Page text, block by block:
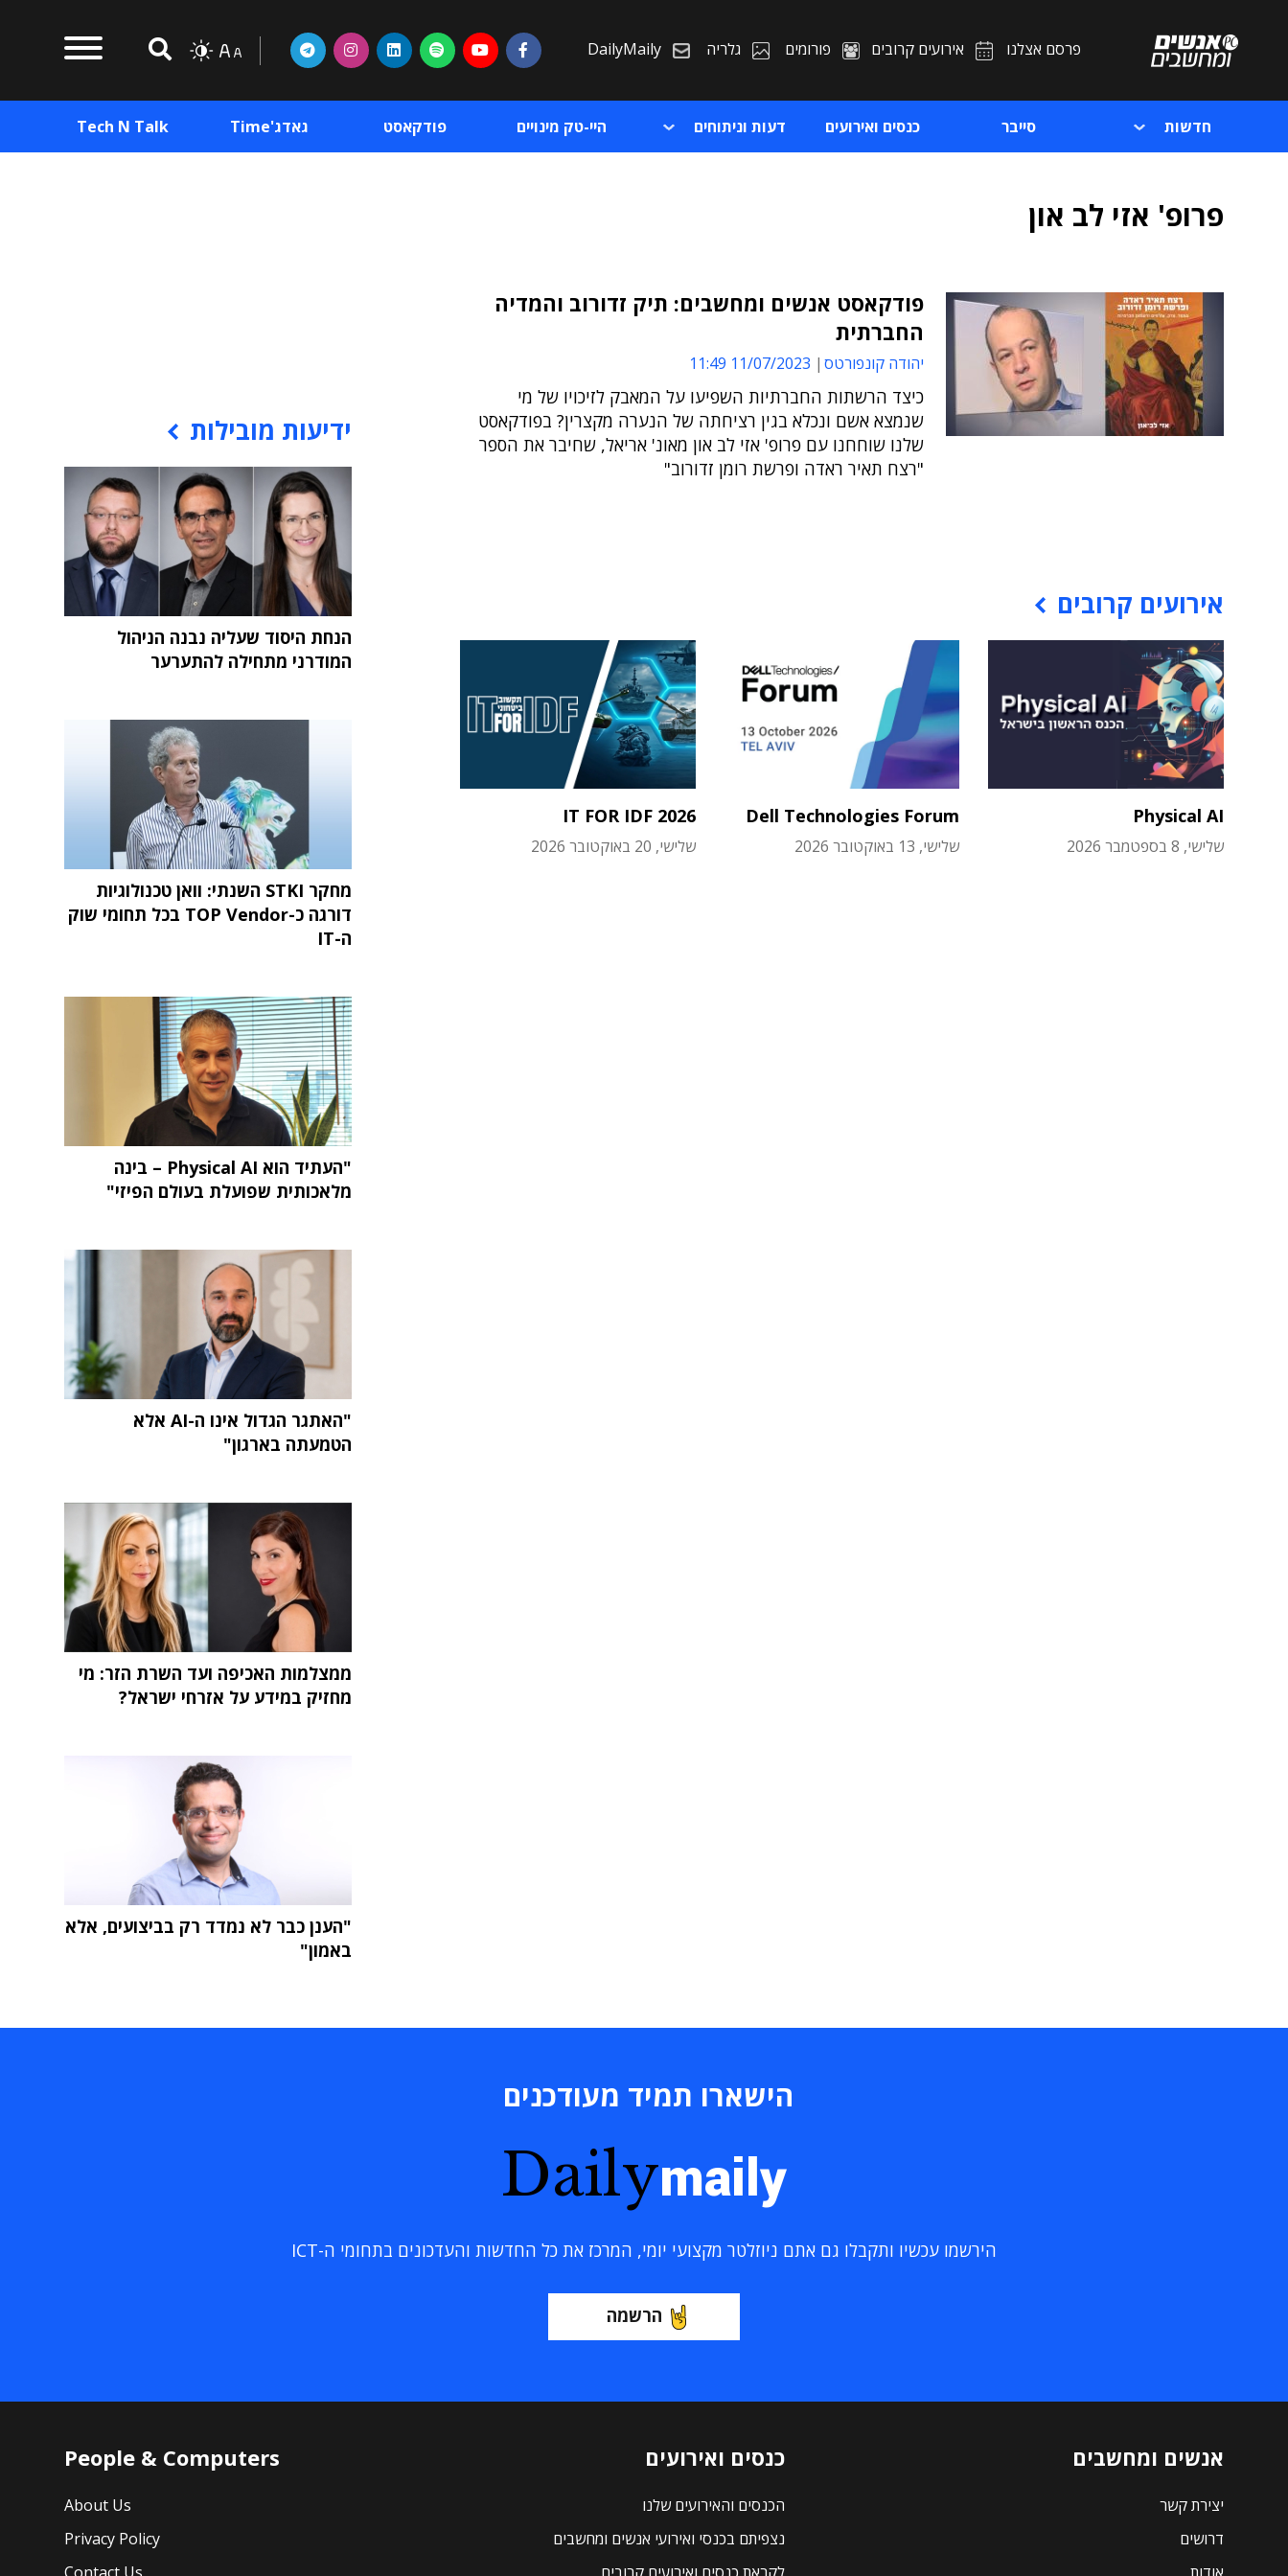
פרסם אצלנו אירועים קרובים פורומים גלריה DailyMaily
חדשות סייבר כנסים ואירועים דעות וניתוחים היי-טק מינויים פודקאסט גאדג'Time Tech N Talk
פרופ' אזי לב און
פודקאסט אנשים ומחשבים: תיק זדורוב והמדיה
החברתית
יהודה קונפורטס 11/07/2023 11:49
כיצד הרשתות החברתיות השפיעו על המאבק לזיכויו של מי
שנמצא אשם ונכלא בגין רציחתה של הנערה מקצרין? בפודקאסט
שלנו שוחחנו עם פרופ' אזי לב און מאונ' אריאל, שחיבר את הספר
"רצח תאיר ראדה ופרשת רומן זדורוב"
אירועים קרובים
Physical AI
שלישי, 8 בספטמבר 2026
Dell Technologies Forum
שלישי, 13 באוקטובר 2026
IT FOR IDF 2026
שלישי, 20 באוקטובר 2026
ידיעות מובילות
הנחת היסוד שעליה נבנה הניהול
המודרני מתחילה להתערער
מחקר STKI השנתי: וואן טכנולוגיות
דורגה כ-TOP Vendor בכל תחומי שוק
ה-IT
"העתיד הוא Physical AI – בינה
מלאכותית שפועלת בעולם הפיזי"
"האתגר הגדול אינו ה-AI אלא
הטמעתה בארגון"
ממצלמות האכיפה ועד השרת הזר: מי
מחזיק במידע על אזרחי ישראל?
"הענן כבר לא נמדד רק בביצועים, אלא
באמון"
הישארו תמיד מעודכנים
Dailymaily
הירשמו עכשיו ותקבלו גם אתם ניוזלטר מקצועי יומי, המרכז את כל החדשות והעדכונים בתחומי ה-ICT
הרשמה
אנשים ומחשבים
יצירת קשר
דרושים
כנסים ואירועים
הכנסים והאירועים שלנו
נצפיתם בכנסי ואירועי אנשים ומחשבים
People & Computers
About Us
Privacy Policy